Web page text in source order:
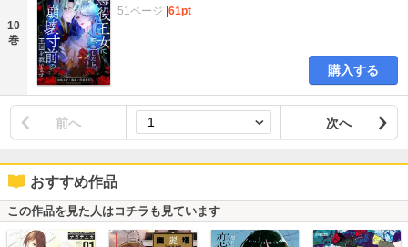
10
巻
51ページ 61pt
購入する
前へ 次へ
おすすめ作品
この作品を見た人はコチラも見ています